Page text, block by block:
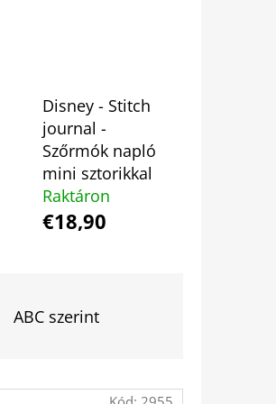
Disney - Stitch
journal -
Szőrmók napló
mini sztorikkal
Raktáron
€18,90
ABC szerint